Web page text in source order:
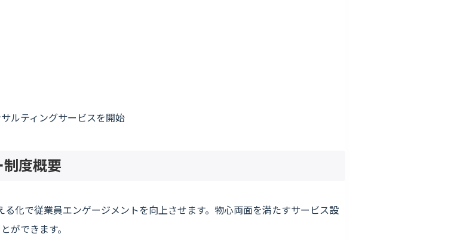
ルティングサービスを開始
度概要
化で従業員エンゲージメントを向上させます。物心両面を満たすサービス設
ができます。